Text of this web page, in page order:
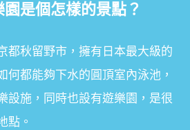
是個怎樣的景點？
都秋留野市，擁有日本最大級的
何都能夠下水的圓頂室內泳池，
設施，同時也設有遊樂園，是很
點。